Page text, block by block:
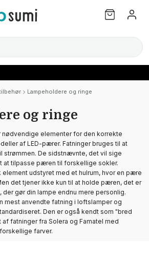
Lampeholdere og ringe
og ringe
nødvendige elementer for den korrekte
af LED-pærer. Fatninger bruges til at
strømmen. De sidstnævnte, det vil sige
at tilpasse pæren til forskellige sokler.
element udstyret med et hulrum, hvor en pære
det tjener ikke kun til at holde pæren, det er
gør din lampe endnu mere personlig.
mest anvendte fatning i loftslamper og
Den er også kendt som "bred
fatninger fra Solera og Famatel med
farver.